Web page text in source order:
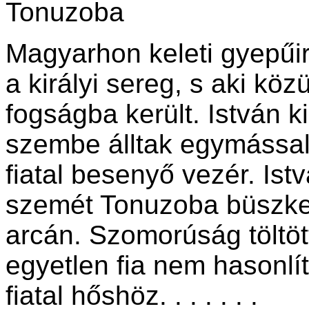
Tonuzoba
Magyarhon keleti
a királyi sereg, s aki
fogságba került. István
szembe álltak
fiatal besenyő vezér.
szemét Tonuzoba
arcán. Szomorúság
egyetlen fia nem
fiatal hőshöz. . . . . . .